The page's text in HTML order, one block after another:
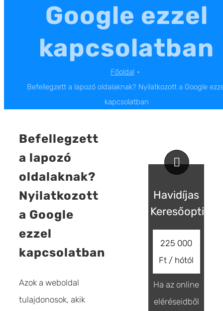
Google ezzel
kapcsolatban
Főoldal
Befellegzett a lapozó oldalaknak? Nyilatkozott a Google
kapcsolatban
Befellegzett
a lapozó
oldalaknak?
Nyilatkozott
a Google
ezzel
kapcsolatban
Azok a weboldal
tulajdonosok, akik
Havidíjas
225 000
Ft / hótól
Ha az online
eléréseidből